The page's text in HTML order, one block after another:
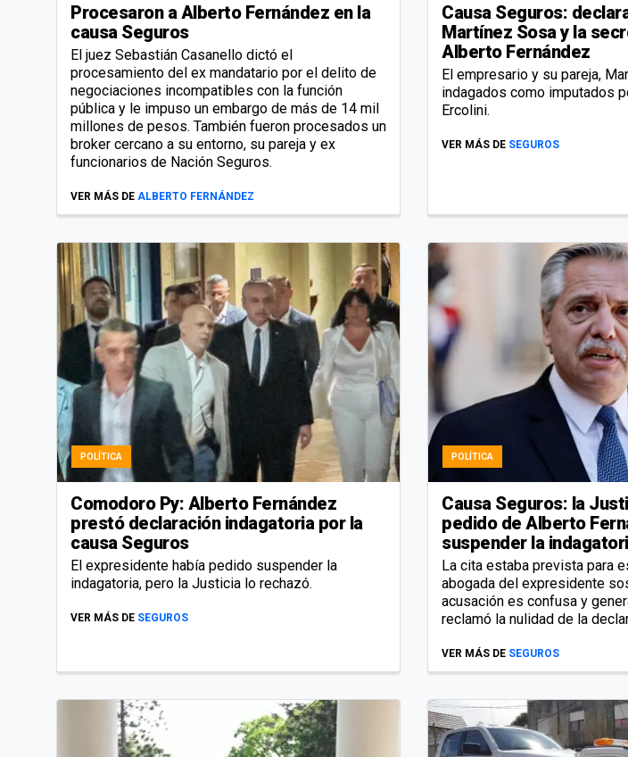
Procesaron a Alberto Fernández en la
causa Seguros
El juez Sebastián Casanello dictó el
procesamiento del ex mandatario por el delito de
negociaciones incompatibles con la función
pública y le impuso un embargo de más de 14 mil
millones de pesos. También fueron procesados un
broker cercano a su entorno, su pareja y ex
funcionarios de Nación Seguros.
VER MÁS DE ALBERTO FERNÁNDEZ
Causa Seguros:
Martínez Sosa y la
Alberto Fernández
El empresario y su pareja,
indagados como imputados
Ercolini.
VER MÁS DE SEGUROS
POLÍTICA
Comodoro Py: Alberto Fernández
prestó declaración indagatoria por la
causa Seguros
El expresidente había pedido suspender la
indagatoria, pero la Justicia lo rechazó.
VER MÁS DE SEGUROS
POLÍTICA
Causa Seguros: la
pedido de Alberto
suspender la
La cita estaba prevista para
abogada del expresidente
acusación es confusa y
reclamó la nulidad de la
VER MÁS DE SEGUROS